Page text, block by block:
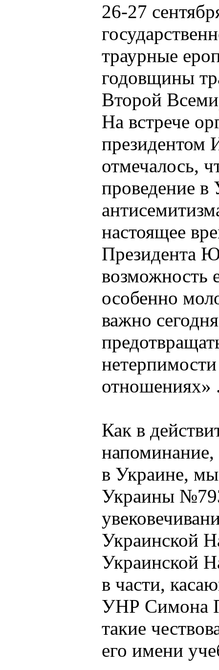
26-27
траурные
годовщины
Второй
На встрече
президентом
отмечалось,
проведение в
настоящее
Президента
возможность
особенно
важно
отношениях»
Как в
напоминание,
в Украине,
Украины
Украинской
Украинской
в части,
УНР Симона
такие
его имени